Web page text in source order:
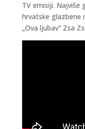
TV emisiji. Najviše
hrvatske glazbene
„Ova ljubav” Zsa